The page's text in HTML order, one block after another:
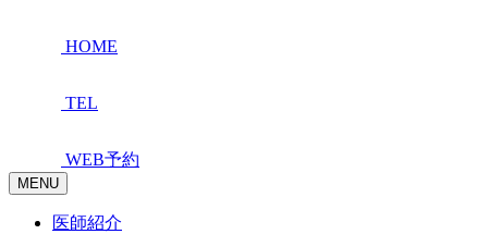
HOME
TEL
WEB予約
MENU
医師紹介